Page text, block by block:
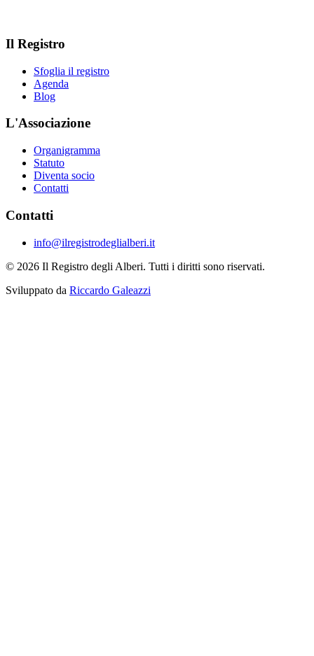
Il Registro
Sfoglia il registro
Agenda
Blog
L'Associazione
Organigramma
Statuto
Diventa socio
Contatti
Contatti
info@ilregistrodeglialberi.it
© 2026 Il Registro degli Alberi. Tutti i diritti sono riservati.
Sviluppato da Riccardo Galeazzi